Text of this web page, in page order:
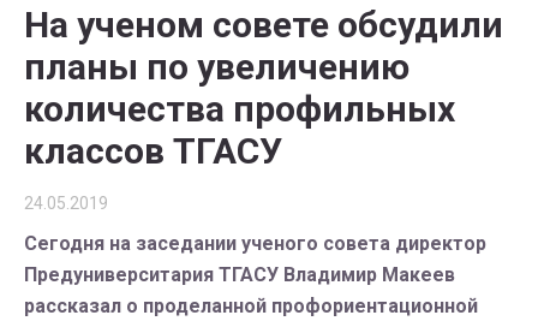
На ученом совете обсудили
планы по увеличению
количества профильных
классов ТГАСУ
24.05.2019
Сегодня на заседании ученого совета директор
Предуниверситария ТГАСУ Владимир Макеев
рассказал о проделанной профориентационной